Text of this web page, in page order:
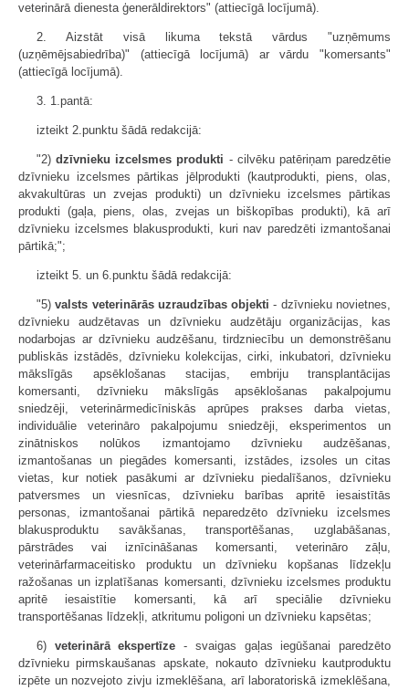
veterinārā dienesta ģenerāldirektors" (attiecīgā locījumā).
2. Aizstāt visā likuma tekstā vārdus "uzņēmums
(uzņēmējsabiedrība)" (attiecīgā locījumā) ar vārdu "komersants"
(attiecīgā locījumā).
3. 1.pantā:
izteikt 2.punktu šādā redakcijā:
"2)dzīvnieku izcelsmes produkti - cilvēku patēriņam paredzētie
dzīvnieku izcelsmes pārtikas jēlprodukti (kautprodukti, piens, olas,
akvakultūras un zvejas produkti) un dzīvnieku izcelsmes pārtikas
produkti (gaļa, piens, olas, zvejas un biškopības produkti), kā arī
dzīvnieku izcelsmes blakusprodukti, kuri nav paredzēti izmantošanai
pārtikā;";
izteikt 5. un 6.punktu šādā redakcijā:
"5)valsts veterinārās uzraudzības objekti - dzīvnieku novietnes,
dzīvnieku audzētavas un dzīvnieku audzētāju organizācijas, kas
nodarbojas ar dzīvnieku audzēšanu, tirdzniecību un demonstrēšanu
publiskās izstādēs, dzīvnieku kolekcijas, cirki, inkubatori, dzīvnieku
mākslīgās apsēklošanas stacijas, embriju transplantācijas
komersanti, dzīvnieku mākslīgās apsēklošanas pakalpojumu
sniedzēji, veterinārmedicīniskās aprūpes prakses darba vietas,
individuālie veterināro pakalpojumu sniedzēji, eksperimentos un
zinātniskos nolūkos izmantojamo dzīvnieku audzēšanas,
izmantošanas un piegādes komersanti, izstādes, izsoles un citas
vietas, kur notiek pasākumi ar dzīvnieku piedalīšanos, dzīvnieku
patversmes un viesnīcas, dzīvnieku barības apritē iesaistītās
personas, izmantošanai pārtikā neparedzēto dzīvnieku izcelsmes
blakusproduktu savākšanas, transportēšanas, uzglabāšanas,
pārstrādes vai iznīcināšanas komersanti, veterināro zāļu,
veterinārfarmaceitisko produktu un dzīvnieku kopšanas līdzekļu
ražošanas un izplatīšanas komersanti, dzīvnieku izcelsmes produktu
apritē iesaistītie komersanti, kā arī speciālie dzīvnieku
transportēšanas līdzekļi, atkritumu poligoni un dzīvnieku kapsētas;
6) veterinārā ekspertīze - svaigas gaļas iegūšanai paredzēto
dzīvnieku pirmskaušanas apskate, nokauto dzīvnieku kautproduktu
izpēte un nozvejoto zivju izmeklēšana, arī laboratoriskā izmeklēšana,